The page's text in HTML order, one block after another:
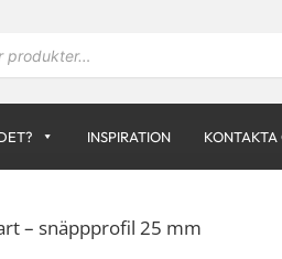
INSPIRATION KONTAKTA
– snäppprofil 25 mm